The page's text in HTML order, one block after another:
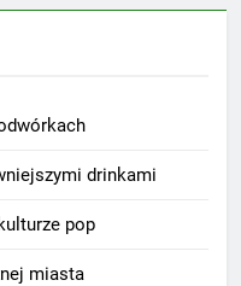
drinkami
pop
miasta